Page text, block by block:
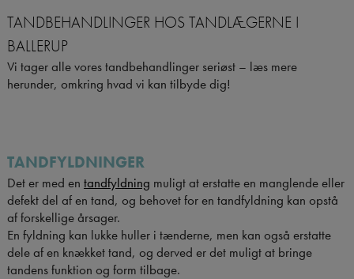
TANDBEHANDLINGER HOS TANDLÆGERNE I
BALLERUP
Vi tager alle vores tandbehandlinger seriøst – læs mere
herunder, omkring hvad vi kan tilbyde dig!
TANDFYLDNINGER
Det er med en tandfyldning muligt at erstatte en manglende eller
defekt del af en tand, og behovet for en tandfyldning kan opstå
af forskellige årsager.
En fyldning kan lukke huller i tænderne, men kan også erstatte
dele af en knækket tand, og derved er det muligt at bringe
tandens funktion og form tilbage.